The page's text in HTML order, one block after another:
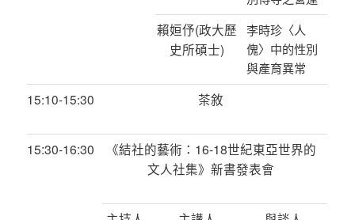
賴姮伃(政大歷
史所碩士)
李時珍〈人
傀〉中的性別
與產育異常
15:10-15:30 茶敘
15:30-16:30 《結社的藝術： 16-18世紀東亞世界的
文人社集》新書發表會